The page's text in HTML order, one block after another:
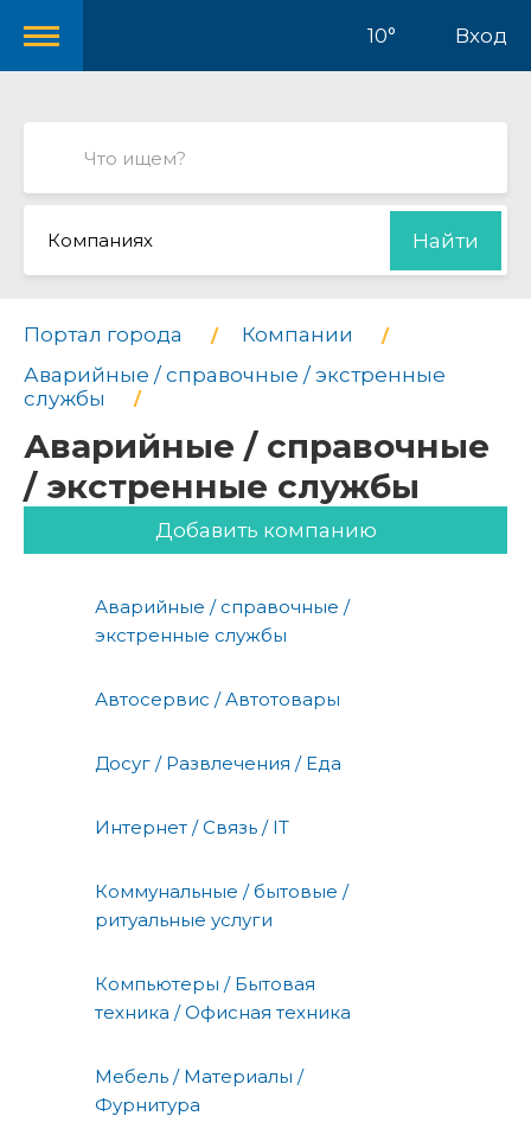
10° Вход
Компаниях Найти
Портал города
Компании
Аварийные / справочные / экстренные
службы
Аварийные / справочные
/ экстренные службы
Добавить компанию
Аварийные / справочные /
экстренные службы
Автосервис / Автотовары
Досуг / Развлечения / Еда
Интернет / Связь / IT
Коммунальные / бытовые /
ритуальные услуги
Компьютеры / Бытовая
техника / Офисная техника
Мебель / Материалы /
Фурнитура